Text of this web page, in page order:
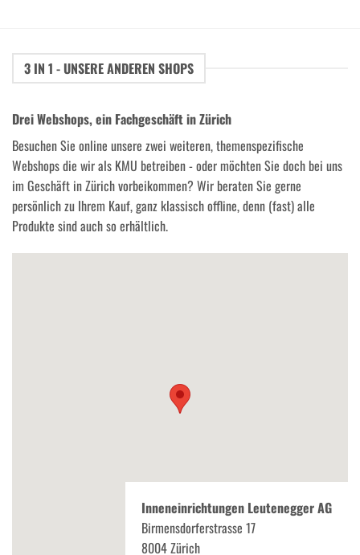
3 IN 1 - UNSERE ANDEREN SHOPS
Drei Webshops, ein Fachgeschäft in Zürich
Besuchen Sie online unsere zwei weiteren, themenspezifische
Webshops die wir als KMU betreiben - oder möchten Sie doch bei uns
im Geschäft in Zürich vorbeikommen? Wir beraten Sie gerne
persönlich zu Ihrem Kauf, ganz klassisch offline, denn (fast) alle
Produkte sind auch so erhältlich.
Inneneinrichtungen Leutenegger AG
Birmensdorferstrasse 17
8004 Zürich